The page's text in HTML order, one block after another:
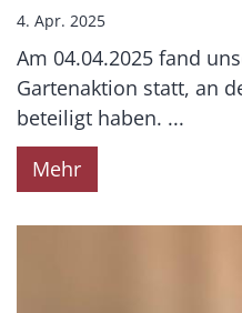
4. Apr. 2025
Am 04.04.2025 fand
Gartenaktion statt, an
beteiligt haben. ...
Mehr